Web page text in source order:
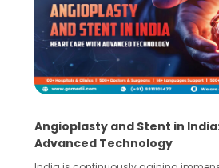
Angioplasty and Stent in
Advanced Technology